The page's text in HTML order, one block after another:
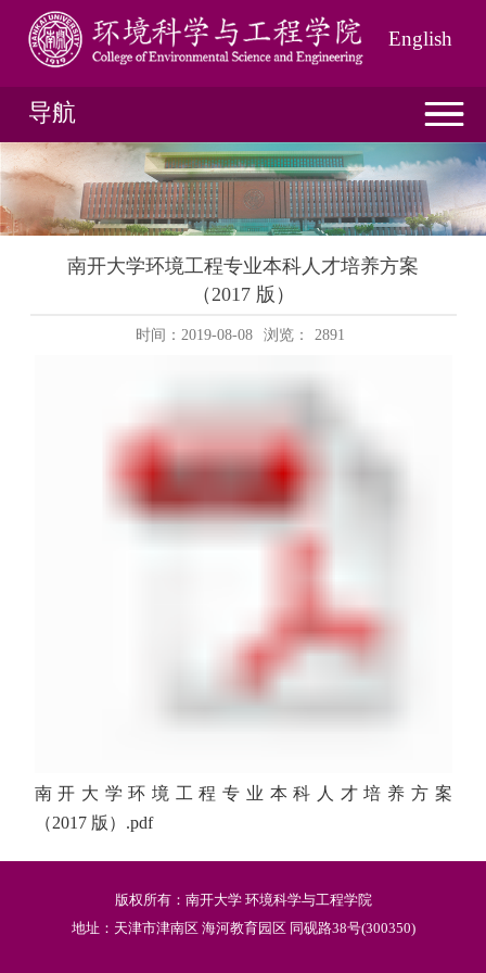
English
导航
南开大学环境工程专业本科人才培养方案
（2017 版）
时间：2019-08-08 浏览： 2891
南开大学环境工程专业本科人才培养方案
（2017 版）.pdf
版权所有：南开大学 环境科学与工程学院
地址：天津市津南区 海河教育园区 同砚路38号(300350)